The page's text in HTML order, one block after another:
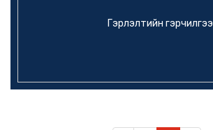
Гэрлэлтийн гэрчилгээ